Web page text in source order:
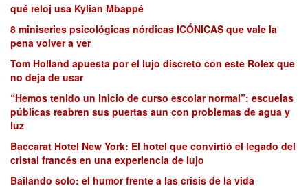
qué reloj usa Kylian Mbappé
8 miniseries psicológicas nórdicas ICÓNICAS que vale la
pena volver a ver
Tom Holland apuesta por el lujo discreto con este Rolex que
no deja de usar
“Hemos tenido un inicio de curso escolar normal”: escuelas
públicas reabren sus puertas aun con problemas de agua y
luz
Baccarat Hotel New York: El hotel que convirtió el legado del
cristal francés en una experiencia de lujo
Bailando solo: el humor frente a las crisis de la vida